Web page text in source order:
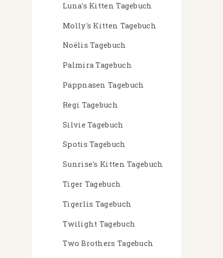
Luna's Kitten Tagebuch
Molly's Kitten Tagebuch
Noëlis Tagebuch
Palmira Tagebuch
Pappnasen Tagebuch
Regi Tagebuch
Silvie Tagebuch
Spotis Tagebuch
Sunrise's Kitten Tagebuch
Tiger Tagebuch
Tigerlis Tagebuch
Twilight Tagebuch
Two Brothers Tagebuch